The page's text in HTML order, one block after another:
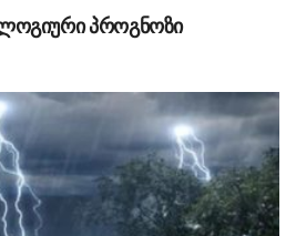
პროგნოზი